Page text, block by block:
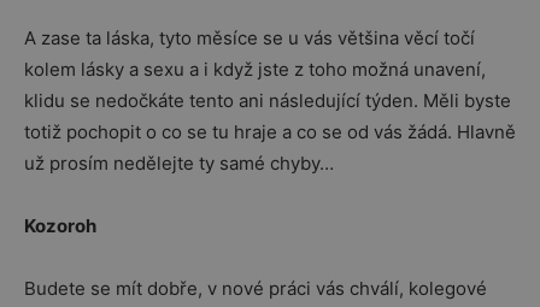
A zase ta láska, tyto měsíce se u vás většina věcí točí
kolem lásky a sexu a i když jste z toho možná unavení,
klidu se nedočkáte tento ani následující týden. Měli byste
totiž pochopit o co se tu hraje a co se od vás žádá. Hlavně
už prosím nedělejte ty samé chyby…
Kozoroh
Budete se mít dobře, v nové práci vás chválí, kolegové